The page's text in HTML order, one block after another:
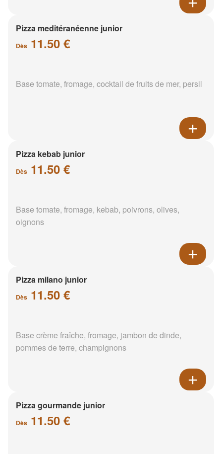
Pizza meditéranéenne junior
Dès 11.50 €
Base tomate, fromage, cocktail de fruits de mer, persil
Pizza kebab junior
Dès 11.50 €
Base tomate, fromage, kebab, poivrons, olives,
oignons
Pizza milano junior
Dès 11.50 €
Base crème fraîche, fromage, jambon de dinde,
pommes de terre, champignons
Pizza gourmande junior
Dès 11.50 €